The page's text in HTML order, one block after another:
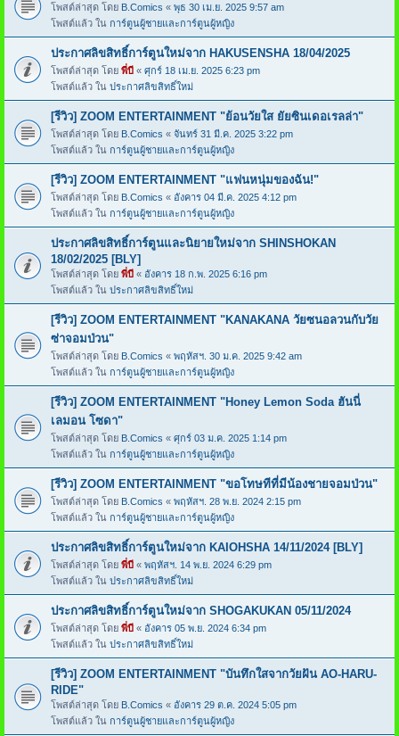
โพสต์ล่าสุด โดย B.Comics « พุธ 30 เม.ย. 2025 9:57 am
โพสต์แล้ว ใน การ์ตูนผู้ชายและการ์ตูนผู้หญิง
ประกาศลิขสิทธิ์การ์ตูนใหม่จาก HAKUSENSHA 18/04/2025
โพสต์ล่าสุด โดย พี่บี « ศุกร์ 18 เม.ย. 2025 6:23 pm
โพสต์แล้ว ใน ประกาศลิขสิทธิ์ใหม่
[รีวิว] ZOOM ENTERTAINMENT "ย้อนวัยใส ยัยซินเดอเรลล่า"
โพสต์ล่าสุด โดย B.Comics « จันทร์ 31 มี.ค. 2025 3:22 pm
โพสต์แล้ว ใน การ์ตูนผู้ชายและการ์ตูนผู้หญิง
[รีวิว] ZOOM ENTERTAINMENT "แฟนหนุ่มของฉัน!"
โพสต์ล่าสุด โดย B.Comics « อังคาร 04 มี.ค. 2025 4:12 pm
โพสต์แล้ว ใน การ์ตูนผู้ชายและการ์ตูนผู้หญิง
ประกาศลิขสิทธิ์การ์ตูนและนิยายใหม่จาก SHINSHOKAN
18/02/2025 [BLY]
โพสต์ล่าสุด โดย พี่บี « อังคาร 18 ก.พ. 2025 6:16 pm
โพสต์แล้ว ใน ประกาศลิขสิทธิ์ใหม่
[รีวิว] ZOOM ENTERTAINMENT "KANAKANA วัยซนอลวนกับวัย
ซ่าจอมป่วน"
โพสต์ล่าสุด โดย B.Comics « พฤหัสฯ. 30 ม.ค. 2025 9:42 am
โพสต์แล้ว ใน การ์ตูนผู้ชายและการ์ตูนผู้หญิง
[รีวิว] ZOOM ENTERTAINMENT "Honey Lemon Soda ฮันนี่
เลมอน โซดา"
โพสต์ล่าสุด โดย B.Comics « ศุกร์ 03 ม.ค. 2025 1:14 pm
โพสต์แล้ว ใน การ์ตูนผู้ชายและการ์ตูนผู้หญิง
[รีวิว] ZOOM ENTERTAINMENT "ขอโทษทีที่มีน้องชายจอมป่วน"
โพสต์ล่าสุด โดย B.Comics « พฤหัสฯ. 28 พ.ย. 2024 2:15 pm
โพสต์แล้ว ใน การ์ตูนผู้ชายและการ์ตูนผู้หญิง
ประกาศลิขสิทธิ์การ์ตูนใหม่จาก KAIOHSHA 14/11/2024 [BLY]
โพสต์ล่าสุด โดย พี่บี « พฤหัสฯ. 14 พ.ย. 2024 6:29 pm
โพสต์แล้ว ใน ประกาศลิขสิทธิ์ใหม่
ประกาศลิขสิทธิ์การ์ตูนใหม่จาก SHOGAKUKAN 05/11/2024
โพสต์ล่าสุด โดย พี่บี « อังคาร 05 พ.ย. 2024 6:34 pm
โพสต์แล้ว ใน ประกาศลิขสิทธิ์ใหม่
[รีวิว] ZOOM ENTERTAINMENT "บันทึกใสจากวัยฝัน AO-HARU-
RIDE"
โพสต์ล่าสุด โดย B.Comics « อังคาร 29 ต.ค. 2024 5:05 pm
โพสต์แล้ว ใน การ์ตูนผู้ชายและการ์ตูนผู้หญิง